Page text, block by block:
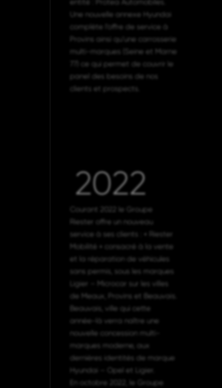
entité : Protea Automobiles.
Une nouvelle annexe Hyundai
complète l’offre de service à
Provins ainsi qu’une carrosserie
multi-marques (Seine et Marne
77) ce qui permet de couvrir le
panel des besoins de nos
clients et prospects.
2022
Courant 2022 le Groupe
Riester offre un nouveau
service à ses clients : « Riester
Mobilité » consacré à la vente
et la réparation de véhicules
sans permis, sous les marques
Ligier – Microcar sur les villes
de Meaux, Provins et Beauvais.
Beauvais, ville qui cette
année-là verra naître une
nouvelle concession multi-
marques moderne, aux
dernières identités de marque
Hyundai – Opel et Ligier.
En octobre 2022, le Groupe